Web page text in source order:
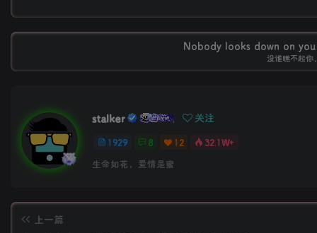
Nobody looks down on
没谁瞧不起你
stalker 关注
1929 8 12
32.1W+
生命如花，爱情是蜜
上一篇